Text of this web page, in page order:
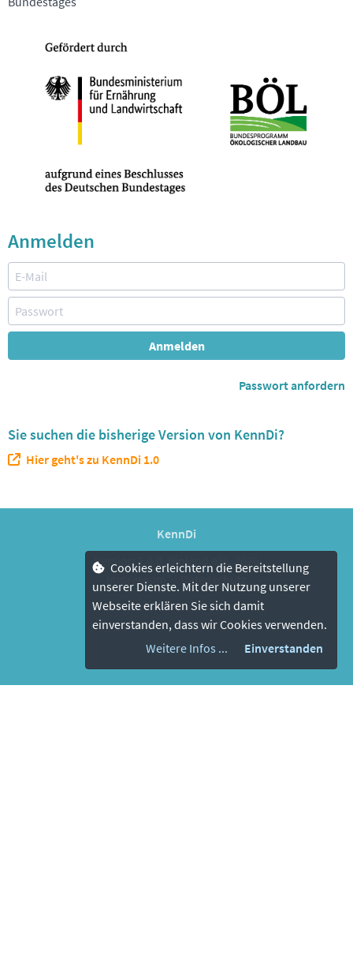
Anmelden
Anmelden
Passwort anfordern
Sie suchen die bisherige Version von KennDi?
Hier geht's zu KennDi 1.0
Cookies erleichtern die Bereitstellung
unserer Dienste. Mit der Nutzung unserer
Webseite erklären Sie sich damit
einverstanden, dass wir Cookies verwenden.
Weitere Infos ...
Einverstanden
KennDi
Version 2.0.0, Bioland e.V., 2026
Impressum
Datenschutz